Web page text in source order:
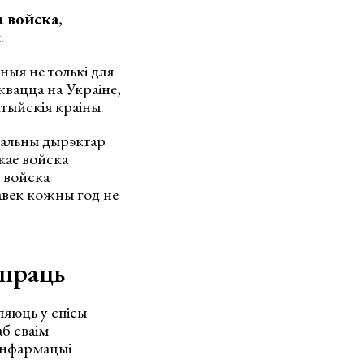
войска,
не толькі для
на Украіне,
краіны.
дырэктар
войска
войска
кожны год не
у спісы
сваім